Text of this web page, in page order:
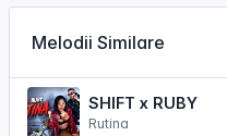
Melodii Similare
SHIFT x RUBY
Rutina